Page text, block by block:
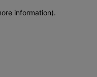
information).